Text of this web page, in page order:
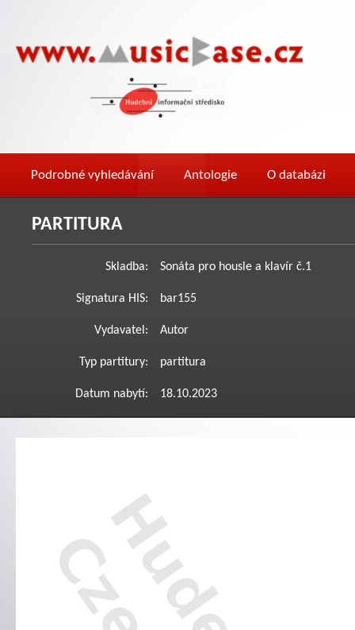
Podrobné vyhledávání Antologie O databázi
PARTITURA
Skladba: Sonáta pro housle a klavír č.1
Signatura HIS: bar155
Vydavatel: Autor
Typ partitury: partitura
Datum nabytí: 18.10.2023